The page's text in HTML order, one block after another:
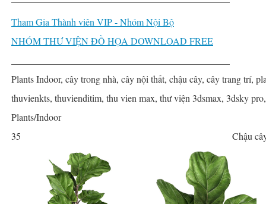
Tham Gia Thành viên VIP - Nhóm Nội Bộ
NHÓM THƯ VIỆN ĐỒ HỌA DOWNLOAD FREE
Plants Indoor, cây trong nhà, cây nội thất, chậu cây, cây trang trí,
thuvienkts, thuvienditim, thu vien max, thư viện 3dsmax, 3dsky
Plants/Indoor
35
Chậu